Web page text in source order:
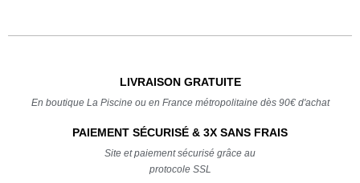
LIVRAISON GRATUITE
En boutique La Piscine ou en France métropolitaine dès 90€ d'achat
PAIEMENT SÉCURISÉ & 3X SANS FRAIS
Site et paiement sécurisé grâce au
protocole SSL